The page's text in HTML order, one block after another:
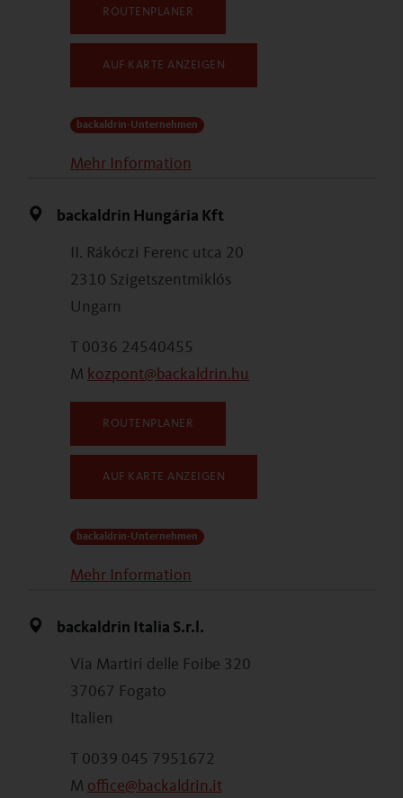
ROUTENPLANER
AUF KARTE ANZEIGEN
backaldrin-Unternehmen
Mehr Information
backaldrin Hungária Kft
II. Rákóczi Ferenc utca 20
2310 Szigetszentmiklós
Ungarn
T 0036 24540455
M kozpont@backaldrin.hu
ROUTENPLANER
AUF KARTE ANZEIGEN
backaldrin-Unternehmen
Mehr Information
backaldrin Italia S.r.l.
Via Martiri delle Foibe 320
37067 Fogato
Italien
T 0039 045 7951672
M office@backaldrin.it